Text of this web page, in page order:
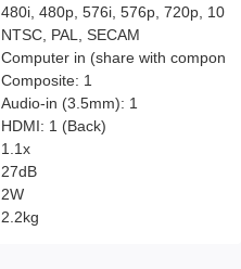
480i, 480p, 576i, 576p, 720p,
NTSC, PAL, SECAM
Computer in (share with
Composite: 1
Audio-in (3.5mm): 1
HDMI: 1 (Back)
1.1x
27dB
2W
2.2kg